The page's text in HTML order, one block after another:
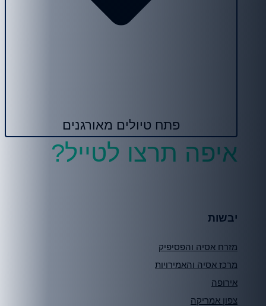
פתח טיולים מאורגנים
איפה תרצו לטייל?
יבשות
מזרח אסיה והפסיפיק
מרכז אסיה והאמירויות
אירופה
צפון אמריקה